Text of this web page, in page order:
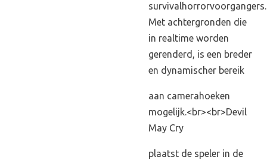
survivalhorrorvoorgangers.
Met achtergronden die
in realtime worden
gerenderd, is een breder
en dynamischer bereik
aan camerahoeken
mogelijk.<br><br>Devil
May Cry
plaatst de speler in de